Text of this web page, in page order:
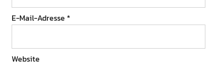
E-Mail-Adresse *
Website